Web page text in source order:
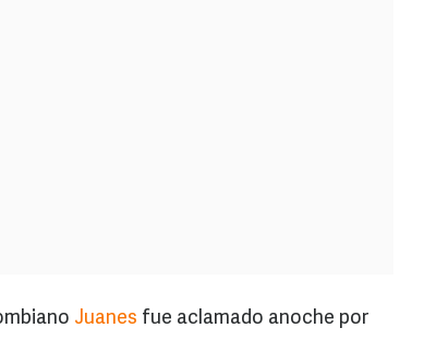
Juanes fue aclamado anoche por